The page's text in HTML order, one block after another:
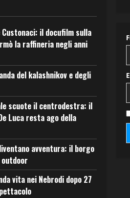
il docufilm sulla
la raffineria negli anni
del kalashnikov e degli
scuote il centrodestra: il
Luca resta ago della
avventura: il borgo
vita nei Nebrodi dopo 27